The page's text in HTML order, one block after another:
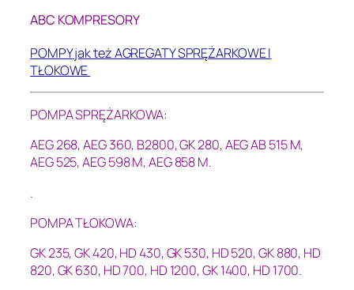
ABC KOMPRESORY
POMPY jak też AGREGATY SPRĘŻARKOWE I
TŁOKOWE
POMPA SPRĘŻARKOWA:
AEG 268, AEG 360, B2800, GK 280, AEG AB 515 M,
AEG 525, AEG 598 M, AEG 858 M.
.
POMPA TŁOKOWA:
GK 235, GK 420, HD 430, GK 530, HD 520, GK 880, HD
820, GK 630, HD 700, HD 1200, GK 1400, HD 1700.